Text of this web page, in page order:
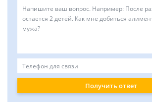
Получить ответ